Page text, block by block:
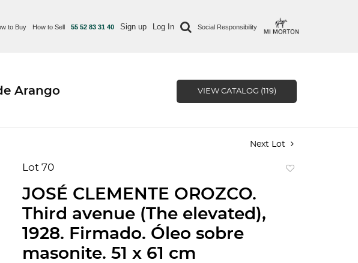
to Buy How to Sell 55 52 83 31 40 Sign up Log In Social Responsibility
Arango VIEW CATALOG (119)
Next Lot
Lot 70
JOSÉ CLEMENTE OROZCO.
Third avenue (The elevated),
1928. Firmado. Óleo sobre
masonite. 51 x 61 cm